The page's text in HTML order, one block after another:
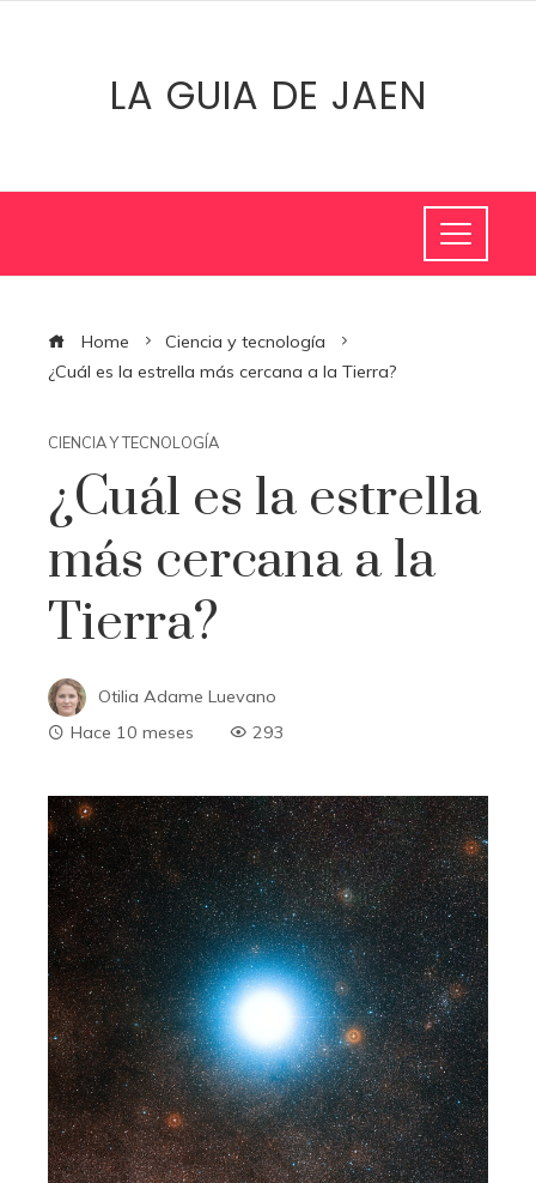
LA GUIA DE JAEN
Home
Ciencia y tecnología
¿Cuál es la estrella más cercana a la Tierra?
CIENCIA Y TECNOLOGÍA
¿Cuál es la estrella
más cercana a la
Tierra?
Otilia Adame Luevano
Hace 10 meses
293